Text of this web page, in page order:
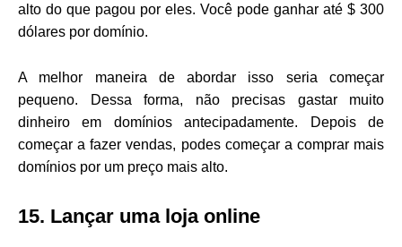
alto do que pagou por eles. Você pode ganhar até $ 300
dólares por domínio.
A melhor maneira de abordar isso seria começar
pequeno. Dessa forma, não precisas gastar muito
dinheiro em domínios antecipadamente. Depois de
começar a fazer vendas, podes começar a comprar mais
domínios por um preço mais alto.
15. Lançar uma loja online